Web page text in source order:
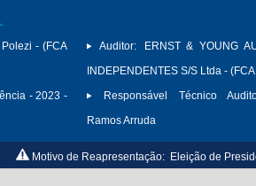
- (FCA
- 2023 -
Auditor:
ERNST & YOUNG
INDEPENDENTES S/S Ltda -
Responsável Técnico
Ramos Arruda
Motivo de Reapresentação: Eleição de